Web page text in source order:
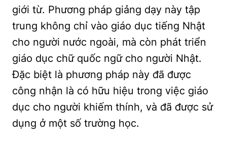
giới từ. Phương pháp giảng dạy này tập
trung không chỉ vào giáo dục tiếng Nhật
cho người nước ngoài, mà còn phát triển
giáo dục chữ quốc ngữ cho người Nhật.
Đặc biệt là phương pháp này đã được
công nhận là có hữu hiệu trong việc giáo
dục cho người khiếm thính, và đã được sử
dụng ở một số trường học.